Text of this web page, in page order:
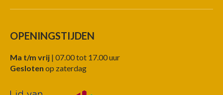
OPENINGSTIJDEN
Ma t/m vrij | 07.00 tot 17.00 uur
Gesloten op zaterdag